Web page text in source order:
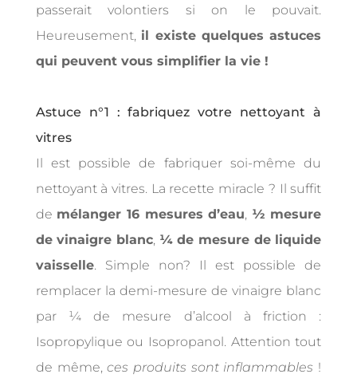
passerait volontiers si on le pouvait.
Heureusement, il existe quelques astuces
qui peuvent vous simplifier la vie !
Astuce n°1 : fabriquez votre nettoyant à
vitres
Il est possible de fabriquer soi-même du
nettoyant à vitres. La recette miracle ? Il suffit
de mélanger 16 mesures d’eau, ½ mesure
de vinaigre blanc, ¼ de mesure de liquide
vaisselle. Simple non? Il est possible de
remplacer la demi-mesure de vinaigre blanc
par ¼ de mesure d’alcool à friction :
Isopropylique ou Isopropanol. Attention tout
de même,ces produits sont inflammables !